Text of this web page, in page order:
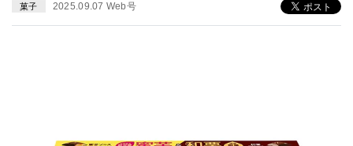
菓子 2025.09.07 Web号